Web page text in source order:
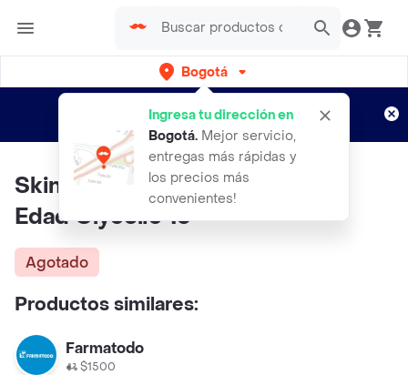
Bogotá
Ingresa tu dirección en
Bogotá. Mejor servicio,
entregas más rápidas y
los precios más
convenientes!
envíos gratis por semanas
Aplican TyC
Skinceuticals Tratamiento Anti
Edad Glycolic 10
Agotado
Productos similares:
Farmatodo
$1500